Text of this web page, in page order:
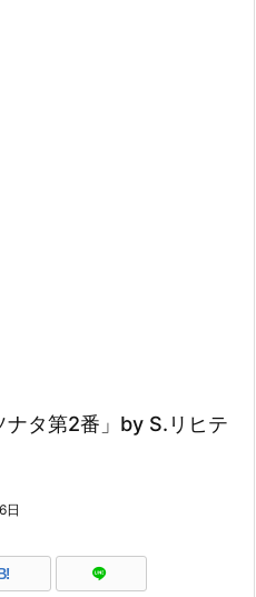
ナタ第2番」by S.リヒテ
日
B!